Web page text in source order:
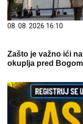
08. 08. 2026 16:10
Zašto je važno ići
okuplja pred Bogom